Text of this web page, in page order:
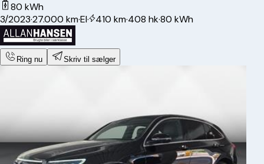
80 kWh
3/2023·27.000 km·El· 410 km·408 hk·80 kWh
Ring nu Skriv til sælger